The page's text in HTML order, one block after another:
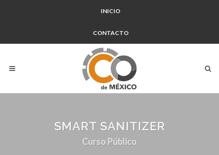
INICIO
CONTACTO
SMART SANITIZER
Curso Público